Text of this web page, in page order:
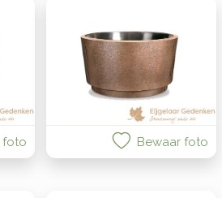
foto Bewaar foto